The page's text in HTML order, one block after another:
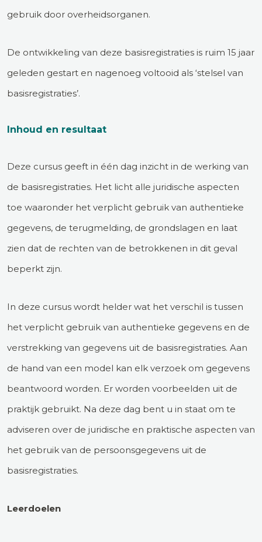
gebruik door overheidsorganen.
De ontwikkeling van deze basisregistraties is ruim 15 jaar
geleden gestart en nagenoeg voltooid als ‘stelsel van
basisregistraties’.
Inhoud en resultaat
Deze cursus geeft in één dag inzicht in de werking van
de basisregistraties. Het licht alle juridische aspecten
toe waaronder het verplicht gebruik van authentieke
gegevens, de terugmelding, de grondslagen en laat
zien dat de rechten van de betrokkenen in dit geval
beperkt zijn.
In deze cursus wordt helder wat het verschil is tussen
het verplicht gebruik van authentieke gegevens en de
verstrekking van gegevens uit de basisregistraties. Aan
de hand van een model kan elk verzoek om gegevens
beantwoord worden. Er worden voorbeelden uit de
praktijk gebruikt. Na deze dag bent u in staat om te
adviseren over de juridische en praktische aspecten van
het gebruik van de persoonsgegevens uit de
basisregistraties.
Leerdoelen